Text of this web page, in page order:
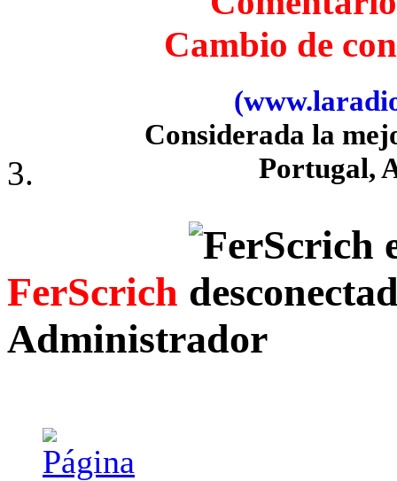
Cambio de
Considerada la
Portugal,
FerScrich
Administrador